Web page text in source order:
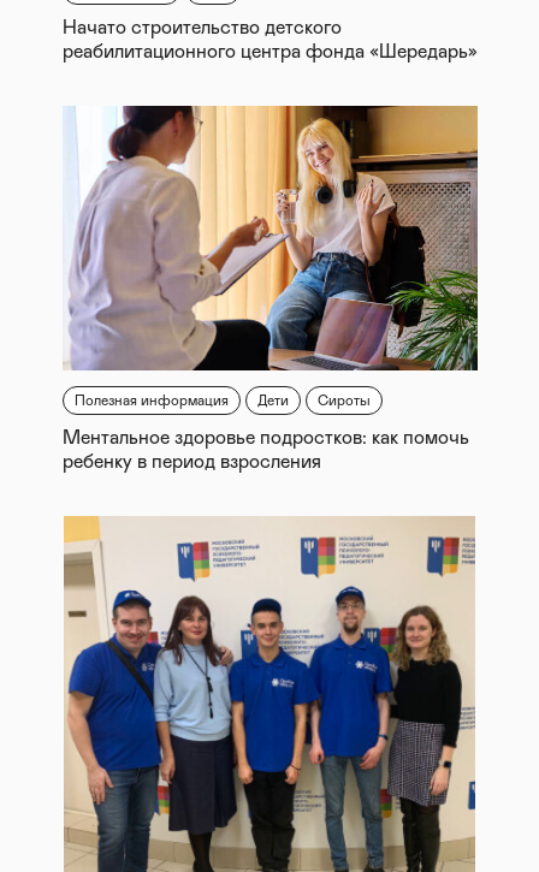
Начато строительство детского
реабилитационного центра фонда «Шередарь»
Полезная информация Дети Сироты
Ментальное здоровье подростков: как помочь
ребенку в период взросления